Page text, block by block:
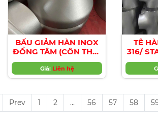
BẦU GIẢM HÀN INOX
ĐỒNG TÂM (CÔN THU)
304 , 316
Giá: Liên hệ
TÊ
316/
Prev 1 2 ... 56 57 58